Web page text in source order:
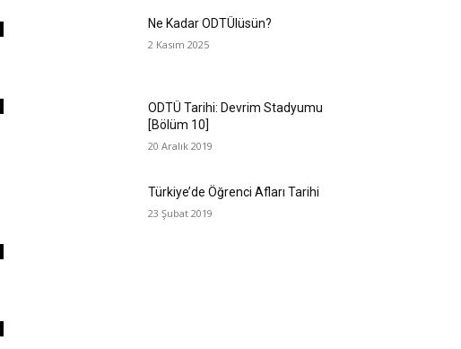
Ne Kadar ODTÜlüsün?
2 Kasım 2025
ODTÜ Tarihi: Devrim Stadyumu
[Bölüm 10]
20 Aralık 2019
Türkiye’de Öğrenci Afları Tarihi
23 Şubat 2019